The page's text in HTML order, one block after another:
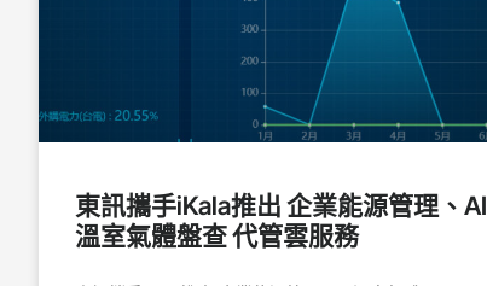
東訊攜手iKala推出 企業能源管理、AI
溫室氣體盤查 代管雲服務